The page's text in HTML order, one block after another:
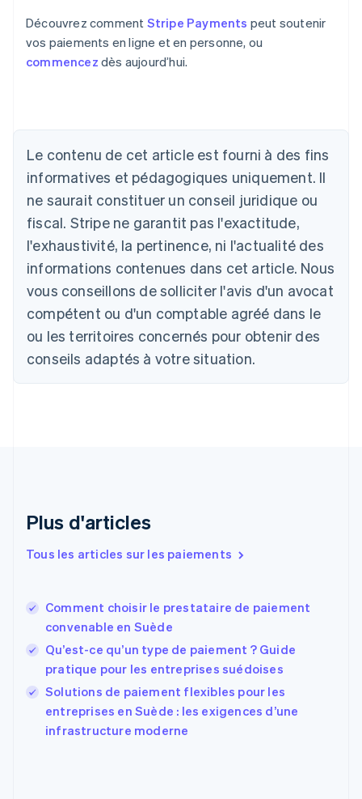
Découvrez comment Stripe Payments peut soutenir
vos paiements en ligne et en personne, ou
commencez dès aujourd’hui.
Le contenu de cet article est fourni à des fins
informatives et pédagogiques uniquement. Il
ne saurait constituer un conseil juridique ou
fiscal. Stripe ne garantit pas l'exactitude,
l'exhaustivité, la pertinence, ni l'actualité des
informations contenues dans cet article. Nous
vous conseillons de solliciter l'avis d'un avocat
compétent ou d'un comptable agréé dans le
ou les territoires concernés pour obtenir des
conseils adaptés à votre situation.
Plus d'articles
Tous les articles sur les paiements
Comment choisir le prestataire de paiement
convenable en Suède
Qu’est-ce qu’un type de paiement ? Guide
pratique pour les entreprises suédoises
Solutions de paiement flexibles pour les
entreprises en Suède : les exigences d’une
infrastructure moderne
DeutschEnglish
English
Autriche
Deutsch English
Belgique
NederlandsFrançaisDeutschEnglish
Brésil
Bulgarie
English
Canada
English Français
Chine continentale
Espagne
Estonie
EnglishEspañol简体中文
Finlande
English
France
FrançaisEnglish
Gibraltar
English
Grèce